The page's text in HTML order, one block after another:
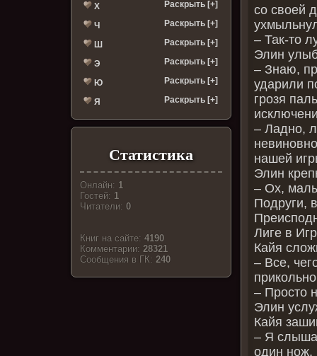
Х Раскрыть [+]
Ч Раскрыть [+]
Ш Раскрыть [+]
Э Раскрыть [+]
Ю Раскрыть [+]
Я Раскрыть [+]
Статистика
Онлайн: 1
Гостей: 1
Читатели:0
Книг на сайте:4190
Комментарии:28321
Cообщения в ГК:240
со своей
– Так-то
Элин
– Знаю,
ударили
грозя
– Ладно,
нашей
Элин
– Ох,
Подруги,
Лиге в
Кайя
– Все,
– Просто
Элин
Кайя
– Я
один нож,